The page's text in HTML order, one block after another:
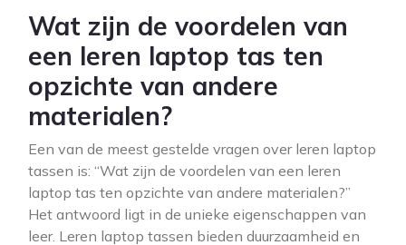
Wat zijn de voordelen van
een leren laptop tas ten
opzichte van andere
materialen?
Een van de meest gestelde vragen over leren laptop
tassen is: “Wat zijn de voordelen van een leren
laptop tas ten opzichte van andere materialen?”
Het antwoord ligt in de unieke eigenschappen van
leer. Leren laptop tassen bieden duurzaamheid en